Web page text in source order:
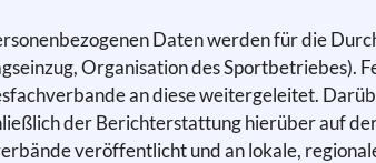
Daten werden für die
Organisation des Sportbetriebes).
an diese weitergeleitet.
der Berichterstattung hierüber auf
veröffentlicht und an lokale,